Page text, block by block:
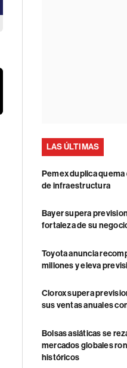
LAS ÚLTIMAS
Pemex duplica
de infraestructura
Bayer supera
fortaleza de su
Toyota anuncia
millones y eleva
Clorox supera
sus ventas anuales
Bolsas asiáticas se
mercados globales
históricos